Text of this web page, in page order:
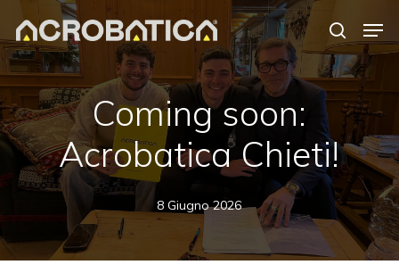
main
content
search
Coming soon:
Acrobatica Chieti!
8 Giugno 2026
Close
Menu